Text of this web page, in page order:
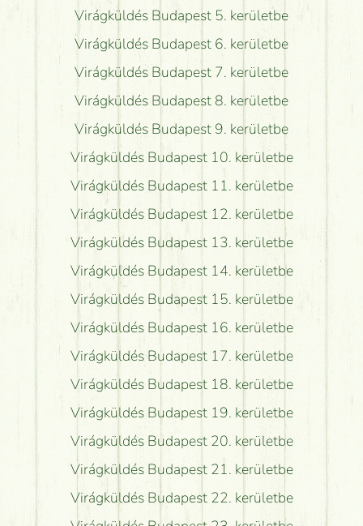
Virágküldés Budapest 5. kerületbe
Virágküldés Budapest 6. kerületbe
Virágküldés Budapest 7. kerületbe
Virágküldés Budapest 8. kerületbe
Virágküldés Budapest 9. kerületbe
Virágküldés Budapest 10. kerületbe
Virágküldés Budapest 11. kerületbe
Virágküldés Budapest 12. kerületbe
Virágküldés Budapest 13. kerületbe
Virágküldés Budapest 14. kerületbe
Virágküldés Budapest 15. kerületbe
Virágküldés Budapest 16. kerületbe
Virágküldés Budapest 17. kerületbe
Virágküldés Budapest 18. kerületbe
Virágküldés Budapest 19. kerületbe
Virágküldés Budapest 20. kerületbe
Virágküldés Budapest 21. kerületbe
Virágküldés Budapest 22. kerületbe